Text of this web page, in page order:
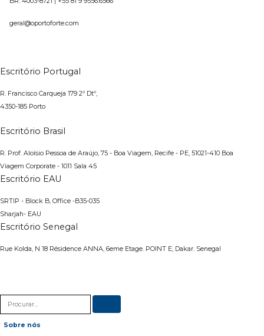
geral@oportoforte.com
Escritório Portugal
R. Francisco Carqueja 179 2º Dtº,
4350-185 Porto
Escritório Brasil
R. Prof. Aloísio Pessoa de Araújo, 75 - Boa Viagem, Recife - PE, 51021-410 Boa
Viagem Corporate - 1011 Sala 45
Escritório EAU
SRTIP - Block B, Office -B35-035
Sharjah- EAU
Escritório Senegal
Rue Kolda, N 18 Résidence ANNA, 6eme Etage. POINT E, Dakar. Senegal
Sobre nós